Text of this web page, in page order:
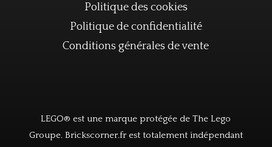
Politique des cookies
Politique de confidentialité
Conditions générales de vente
LEGO® est une marque protégée de The Lego
Groupe. Brickscorner.fr est totalement indépendant